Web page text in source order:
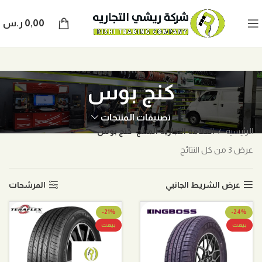
0,00 ر.س
كنج بوس
تصنيفات المنتجات
الرئيسية العلامة التجارية المنتج كنج بوس
عرض ⁦3⁩ من كل النتائج
عرض الشريط الجانبي المرشحات
-24%
بيعت
-21%
بيعت